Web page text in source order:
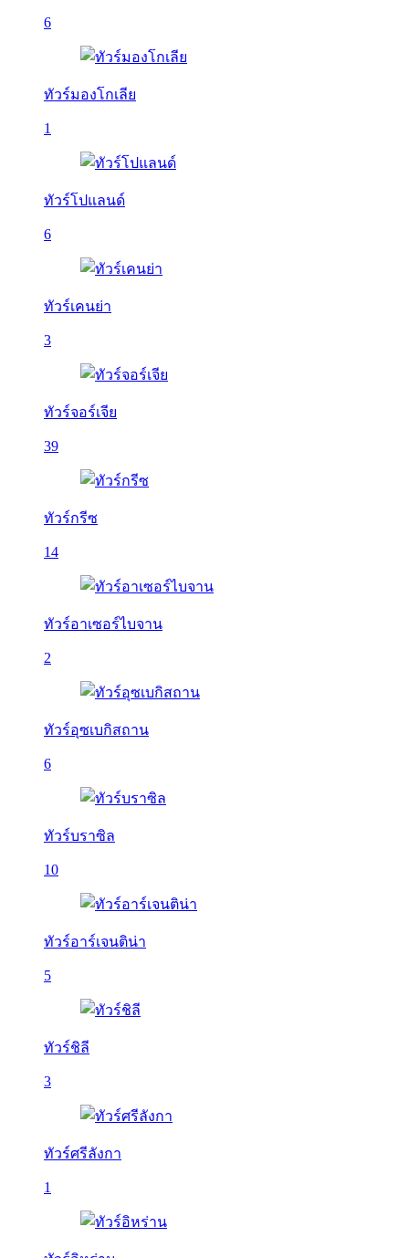
6
ทัวร์มองโกเลีย
1
ทัวร์โปแลนด์
6
ทัวร์เคนย่า
3
ทัวร์จอร์เจีย
39
ทัวร์กรีซ
14
ทัวร์อาเซอร์ไบจาน
2
ทัวร์อุซเบกิสถาน
6
ทัวร์บราซิล
10
ทัวร์อาร์เจนติน่า
5
ทัวร์ชิลี
3
ทัวร์ศรีลังกา
1